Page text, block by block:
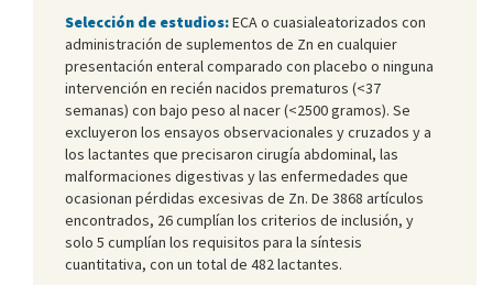
Selección de estudios:ECA o cuasialeatorizados con
administración de suplementos de Zn en cualquier
presentación enteral comparado con placebo o ninguna
intervención en recién nacidos prematuros (<37
semanas) con bajo peso al nacer (<2500 gramos). Se
excluyeron los ensayos observacionales y cruzados y a
los lactantes que precisaron cirugía abdominal, las
malformaciones digestivas y las enfermedades que
ocasionan pérdidas excesivas de Zn. De 3868 artículos
encontrados, 26 cumplían los criterios de inclusión, y
solo 5 cumplían los requisitos para la síntesis
cuantitativa, con un total de 482 lactantes.